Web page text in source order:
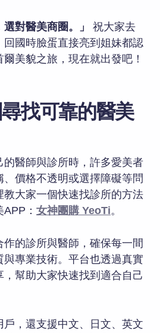
選對醫美商圈。」
祝大家去
國時臉蛋直接亮到姐妹都認
美貌之旅，現在就出發吧！
找可靠的醫美
醫師與診所時，許多愛美者
價格不透明或選擇障礙等問
教大家一個快速找診所的方法
： 女神團購 YeoTi。
的診所與醫師，確保每一間
專業技術。平台也透過真實
，幫助大家快速找到適合自己
，還支援中文、日文、英文